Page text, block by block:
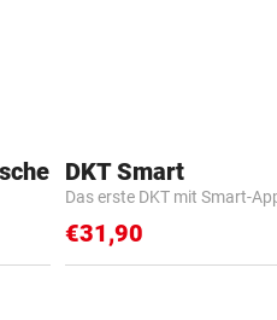
DKT Smart
Das erste DKT mit Smart-
€31,90